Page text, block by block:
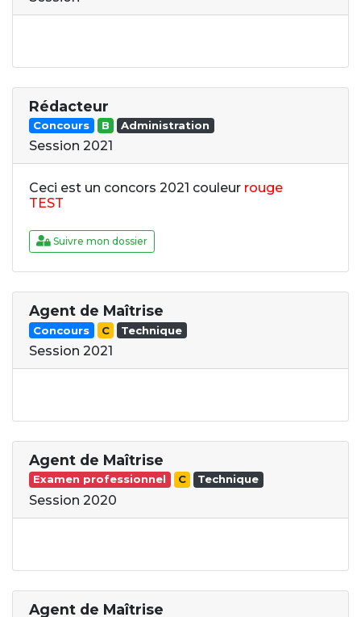
Rédacteur
Concours B Administration
Session 2021
Ceci est un concors 2021 couleur rouge
TEST
Suivre mon dossier
Agent de Maîtrise
Concours C Technique
Session 2021
Agent de Maîtrise
Examen professionnel C Technique
Session 2020
Agent de Maîtrise